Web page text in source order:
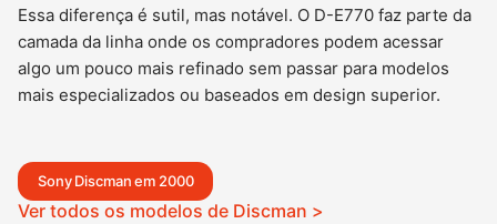
Essa diferença é sutil, mas notável. O D-E770 faz parte da
camada da linha onde os compradores podem acessar
algo um pouco mais refinado sem passar para modelos
mais especializados ou baseados em design superior.
Sony Discman em 2000
Ver todos os modelos de Discman >